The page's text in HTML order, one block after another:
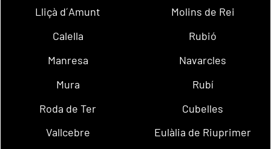
Lliçà d´Amunt
Molins de Rei
Calella
Rubió
Manresa
Navarcles
Mura
Rubí
Roda de Ter
Cubelles
Vallcebre
Eulàlia de Riuprimer